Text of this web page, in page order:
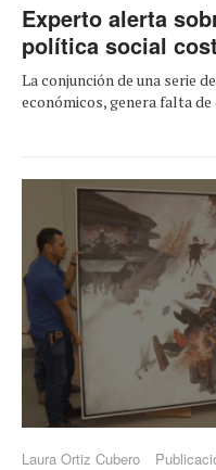
Experto alerta
política social
La conjunción de una serie
económicos, genera falta
Laura Ortiz Cubero